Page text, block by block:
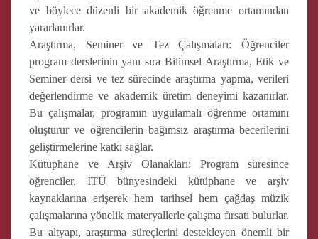
ve böylece düzenli bir akademik öğrenme ortamından
yararlanırlar.
Araştırma, Seminer ve Tez Çalışmaları: Öğrenciler
program derslerinin yanı sıra Bilimsel Araştırma, Etik ve
Seminer dersi ve tez sürecinde araştırma yapma, verileri
değerlendirme ve akademik üretim deneyimi kazanırlar.
Bu çalışmalar, programın uygulamalı öğrenme ortamını
oluşturur ve öğrencilerin bağımsız araştırma becerilerini
geliştirmelerine katkı sağlar.
Kütüphane ve Arşiv Olanakları: Program süresince
öğrenciler, İTÜ bünyesindeki kütüphane ve arşiv
kaynaklarına erişerek hem tarihsel hem çağdaş müzik
çalışmalarına yönelik materyallerle çalışma fırsatı bulurlar.
Bu altyapı, araştırma süreçlerini destekleyen önemli bir